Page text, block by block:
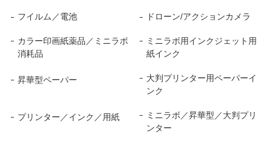
フイルム／電池 ドローン/アクションカメラ
カラー印画紙薬品／ミニラボ
消耗品
ミニラボ用インクジェット用
紙インク
昇華型ペーパー
大判プリンター用ペーパーイ
ンク
プリンター／インク／用紙
ミニラボ／昇華型／大判プリ
ンター